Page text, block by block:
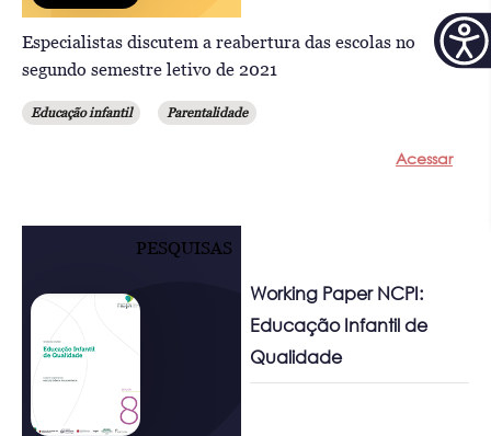
Especialistas discutem a reabertura das escolas no
segundo semestre letivo de 2021
Educação infantil Parentalidade
Acessar
PESQUISAS
Working Paper NCPI:
Educação Infantil de
Qualidade